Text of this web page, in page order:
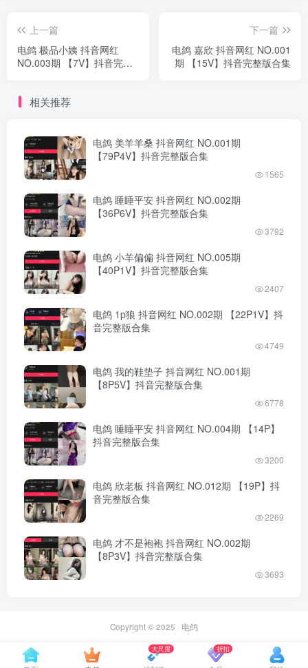
上一篇
电鸽 极品小姨 抖音网红
NO.003期 【7V】抖音完整
下一篇
电鸽 嘉欣 抖音网红 NO.001
期 【15V】抖音完整版合集
相关推荐
电鸽 美羊羊桑 抖音网红 NO.001期
【79P4V】抖音完整版合集
1565
电鸽 睡睡平安 抖音网红 NO.002期
【36P6V】抖音完整版合集
3792
电鸽 小羊偏偏 抖音网红 NO.005期
【40P1V】抖音完整版合集
2407
电鸽 1p狼 抖音网红 NO.002期 【22P1V】抖
音完整版合集
4749
电鸽 我的鞋垫子 抖音网红 NO.001期
【8P5V】抖音完整版合集
6778
电鸽 睡睡平安 抖音网红 NO.004期 【14P】
抖音完整版合集
3200
电鸽 欣老板 抖音网红 NO.012期 【19P】抖
音完整版合集
2269
电鸽 才不是袍袍 抖音网红 NO.002期
【8P3V】抖音完整版合集
3693
Copyright © 2025 · 电鸽
大尺度 折扣